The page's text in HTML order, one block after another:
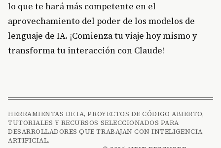
lo que te hará más competente en el
aprovechamiento del poder de los modelos de
lenguaje de IA. ¡Comienza tu viaje hoy mismo y
transforma tu interacción con Claude!
HERRAMIENTAS DE IA, PROYECTOS DE CÓDIGO ABIERTO,
TUTORIALES Y RECURSOS SELECCIONADOS PARA
DESARROLLADORES QUE TRABAJAN CON INTELIGENCIA
ARTIFICIAL.